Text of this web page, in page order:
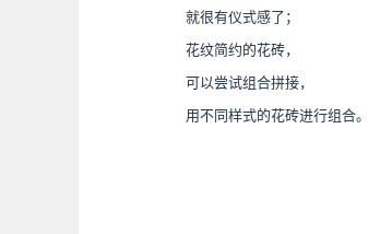
就很有仪式感了；
花纹简约的花砖，
可以尝试组合拼接，
用不同样式的花砖进行组合。